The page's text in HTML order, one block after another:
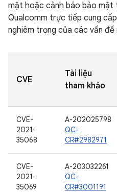
mật hoặc cảnh báo bảo mật
Qualcomm trực tiếp cung
nghiêm trọng của các vấn đề
CVE
Tài liệu
tham khảo
CVE-
2021-
35068
A-202025798
QC-
CR#2982971
CVE-
2021-
35069
A-203032261
QC-
CR#3001191